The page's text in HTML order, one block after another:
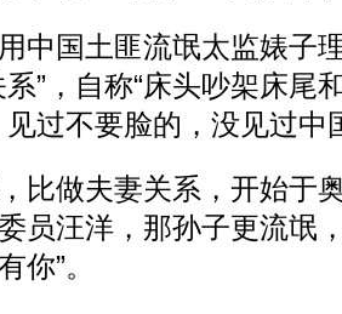
中国土匪流氓太监婊子
”，自称“床头吵架床尾
见过不要脸的，没见过
比做夫妻关系，开始于
员汪洋，那孙子更流氓
你”。